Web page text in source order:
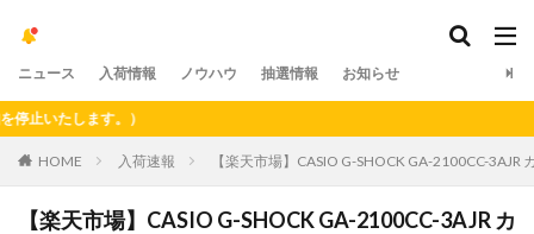
ニュース 入荷情報 ノウハウ 抽選情報 お知らせ
たします。）
HOME 入荷速報 【楽天市場】CASIO G-SHOCK GA-2100CC-
【楽天市場】CASIO G-SHOCK GA-2100CC-3AJR カ